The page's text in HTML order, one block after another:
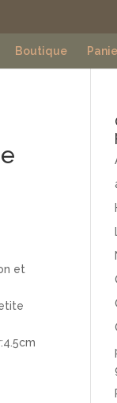
Boutique
et